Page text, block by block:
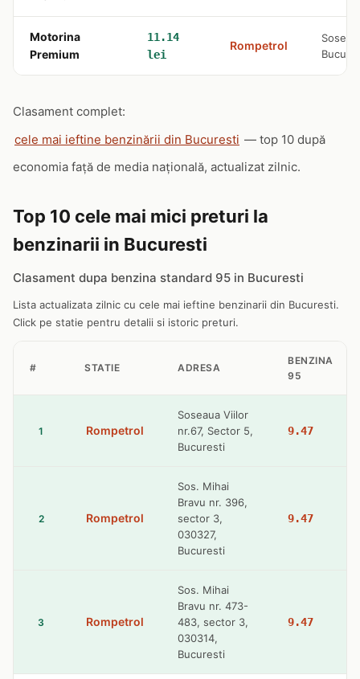
Motorina
Premium
11.14
lei
Rompetrol
Clasament complet:
cele mai ieftine benzinării din Bucuresti — top 10 după
economia față de media națională, actualizat zilnic.
Top 10 cele mai mici preturi la
benzinarii in Bucuresti
Clasament dupa benzina standard 95 in Bucuresti
Lista actualizata zilnic cu cele mai ieftine benzinarii din Bucuresti.
Click pe statie pentru detalii si istoric preturi.
# STATIE ADRESA
BENZINA
95
1 Rompetrol
Soseaua Viilor
nr.67, Sector 5,
Bucuresti
9.47
2 Rompetrol
Sos. Mihai
Bravu nr. 396,
sector 3,
030327,
Bucuresti
9.47
3 Rompetrol
Sos. Mihai
Bravu nr. 473-
483, sector 3,
030314,
Bucuresti
9.47